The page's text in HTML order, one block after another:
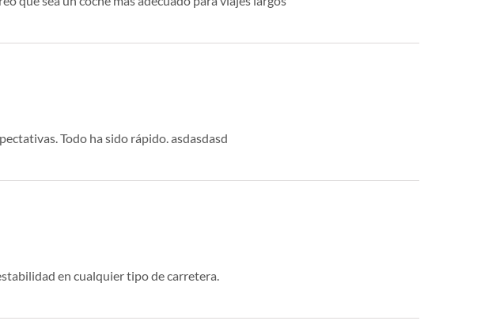
Todo ha sido rápido. asdasdasd
en cualquier tipo de carretera.